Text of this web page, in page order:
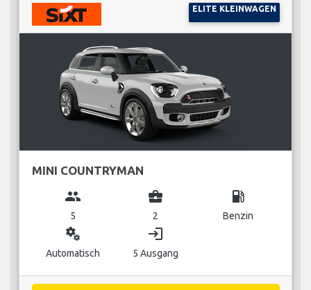
ELITE KLEINWAGEN
MINI COUNTRYMAN
group
5
business_center
2
local_gas_station
Benzin
miscellaneous_services
Automatisch
login
5 Ausgang